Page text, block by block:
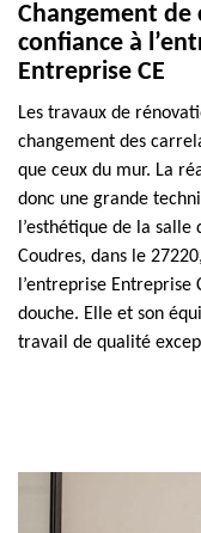
Changement de
confiance à
Entreprise CE
Les travaux de
changement des
que ceux du mur. La
donc une grande
l’esthétique de la
Coudres, dans le
l’entreprise
douche. Elle et son
travail de qualité